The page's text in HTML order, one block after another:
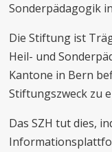
Sonderpädagogik
Die Stiftung ist
Heil- und
Kantone in Bern
Stiftungszweck zu
Das SZH tut dies,